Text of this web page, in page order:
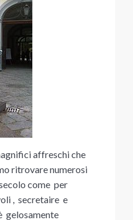
affreschi che
ritrovare numerosi
come per
, secretaire e
gelosamente